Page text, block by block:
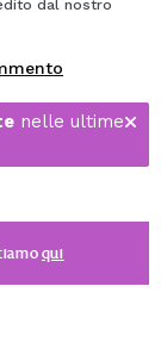
dal nostro
nelle ultime
qui